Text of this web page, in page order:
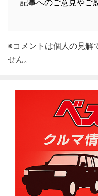
記事へのご意見やご
※コメントは個人の見解
せん。